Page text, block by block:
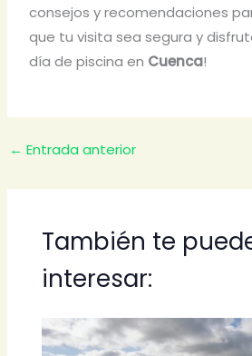
consejos y recomendaciones
que tu visita sea segura y
día de piscina en Cuenca!
← Entrada anterior
También te
interesar: